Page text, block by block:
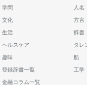
学問 人名
文化 方言
生活 辞書
ヘルスケア タレ
趣味 船
登録辞書一覧 工学
金融コラム一覧